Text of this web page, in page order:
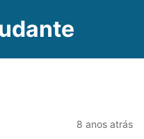
8 anos atrás